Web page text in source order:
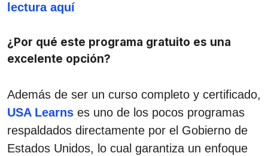
lectura aquí
¿Por qué este programa gratuito es una
excelente opción?
Además de ser un curso completo y certificado,
USA Learns es uno de los pocos programas
respaldados directamente por el Gobierno de
Estados Unidos, lo cual garantiza un enfoque